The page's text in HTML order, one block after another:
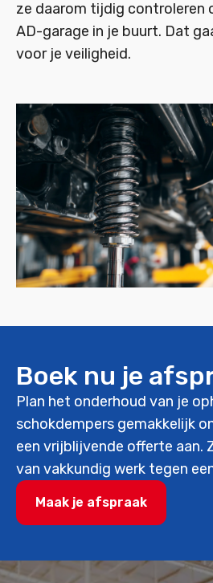
ze daarom tijdig controleren
AD-garage in je buurt. Dat
voor je veiligheid.
Boek nu je
Plan het onderhoud van je
schokdempers gemakkelijk
een vrijblijvende offerte aan.
van vakkundig werk tegen
Maak je afspraak